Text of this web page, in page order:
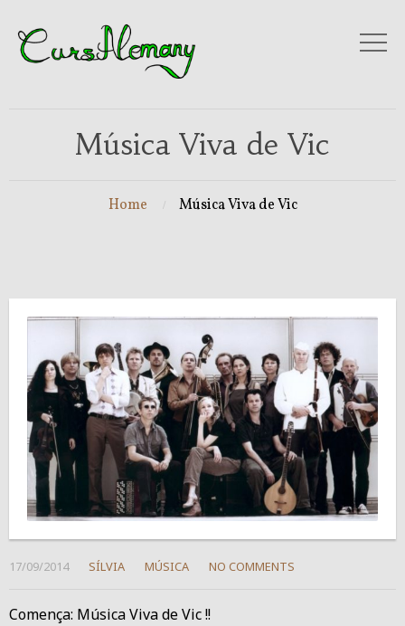
Música Viva de Vic
Home Música Viva de Vic
17/09/2014 SÍLVIA MÚSICA NO COMMENTS
Comença: Música Viva de Vic !!